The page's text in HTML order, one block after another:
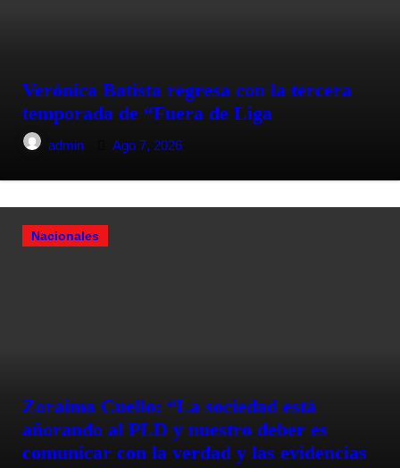
Verónica Batista regresa con la tercera
temporada de “Fuera de Liga
admin Ago 7, 2026
Nacionales
Zoraima Cuello: “La sociedad está
añorando al PLD y nuestro deber es
comunicar con la verdad y las evidencias